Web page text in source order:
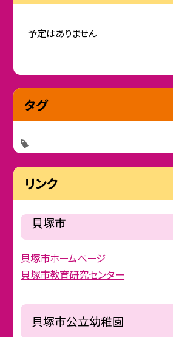
予定はありません
タグ
リンク
貝塚市
貝塚市ホームページ
貝塚市教育研究センター
貝塚市公立幼稚園